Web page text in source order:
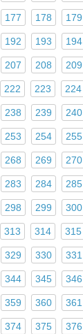
177 178 179
192 193 194
207 208 209
222 223 224
238 239 240
253 254 255
268 269 270
283 284 285
298 299 300
313 314 315
329 330 331
344 345 346
359 360 361
374 375 376